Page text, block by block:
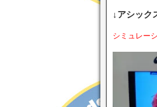
↓アシック
シミュレー